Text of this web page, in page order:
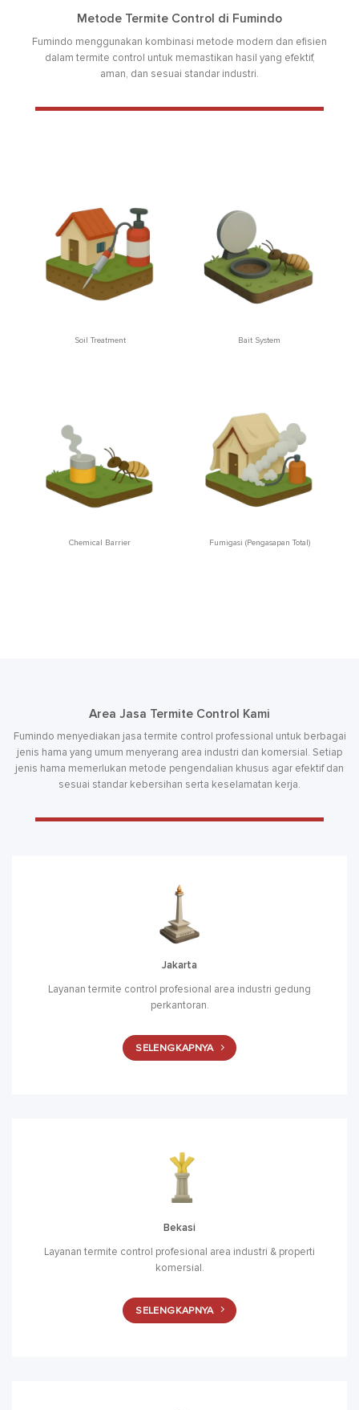
Metode Termite Control di Fumindo
Fumindo menggunakan kombinasi metode modern dan efisien
dalam termite control untuk memastikan hasil yang efektif,
aman, dan sesuai standar industri.
Soil Treatment Bait System
Chemical Barrier Fumigasi (Pengasapan Total)
Area Jasa Termite Control Kami
Fumindo menyediakan jasa termite control professional untuk berbagai
jenis hama yang umum menyerang area industri dan komersial. Setiap
jenis hama memerlukan metode pengendalian khusus agar efektif dan
sesuai standar kebersihan serta keselamatan kerja.
Jakarta
Layanan termite control profesional area industri gedung
perkantoran.
SELENGKAPNYA
Bekasi
Layanan termite control profesional area industri & properti
komersial.
SELENGKAPNYA